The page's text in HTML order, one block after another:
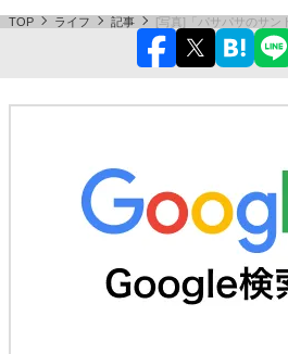
TOP ライフ 記事 [写真]「パサパサのサ